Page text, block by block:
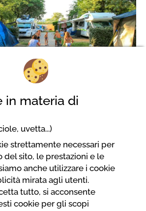
Golfe - Camping les Pruniers
118 rue de la Pinéa
Mandelieu La Napoule
+33 (0)4 93 49 99 23
in materia di
uvetta...)
strettamente necessari per
del sito, le prestazioni e le
anche utilizzare i cookie
mirata agli utenti.
tutto, si acconsente
cookie per gli scopi